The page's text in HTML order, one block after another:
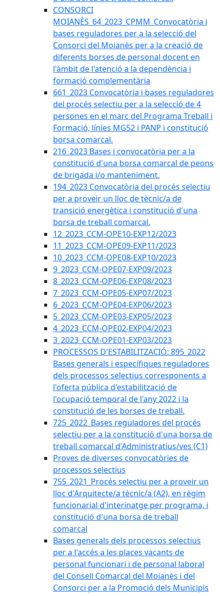
CONSORCI
MOIANÈS_64_2023_CPMM_Convocatòria i
bases reguladores per a la selecció del
Consorci del Moianès per a la creació de
diferents borses de personal docent en
l'àmbit de l'atenció a la dependència i
formació complementària
661_2023 Convocatòria i bases reguladores
del procés selectiu per a la selecció de 4
persones en el marc del Programa Treball i
Formació, línies MG52 i PANP i constitució
borsa comarcal.
216_2023 Bases i convocatòria per a la
constitució d'una borsa comarcal de peons
de brigada i/o manteniment.
194_2023 Convocatòria del procés selectiu
per a proveir un lloc de tècnic/a de
transició energètica i constitució d'una
borsa de treball comarcal.
12_2023_CCM-OPE10-EXP12/2023
11_2023_CCM-OPE09-EXP11/2023
10_2023_CCM-OPE08-EXP10/2023
9_2023_CCM-OPE07-EXP09/2023
8_2023_CCM-OPE06-EXP08/2023
7_2023_CCM-OPE05-EXP07/2023
6_2023_CCM-OPE04-EXP06/2023
5_2023_CCM-OPE03-EXP05/2023
4_2023_CCM-OPE02-EXP04/2023
3_2023_CCM-OPE01-EXP03/2023
PROCESSOS D'ESTABILITZACIÓ: 895_2022
Bases generals i específiques reguladores
dels processos selectius corresponents a
l'oferta pública d'estabilització de
l'ocupació temporal de l'any 2022 i la
constitució de les borses de treball.
725_2022_Bases reguladores del procés
selectiu per a la constitució d'una borsa de
treball comarcal d'Administratius/ves (C1)
Proves de diverses convocatòries de
processos selectius
755_2021_Procés selectiu per a proveir un
lloc d'Arquitecte/a tècnic/a (A2), en règim
funcionarial d'interinatge per programa, i
constitució d'una borsa de treball
comarcal
Bases generals dels processos selectius
per a l'accés a les places vacants de
personal funcionari i de personal laboral
del Consell Comarcal del Moianès i del
Consorci per a la Promoció dels Municipis